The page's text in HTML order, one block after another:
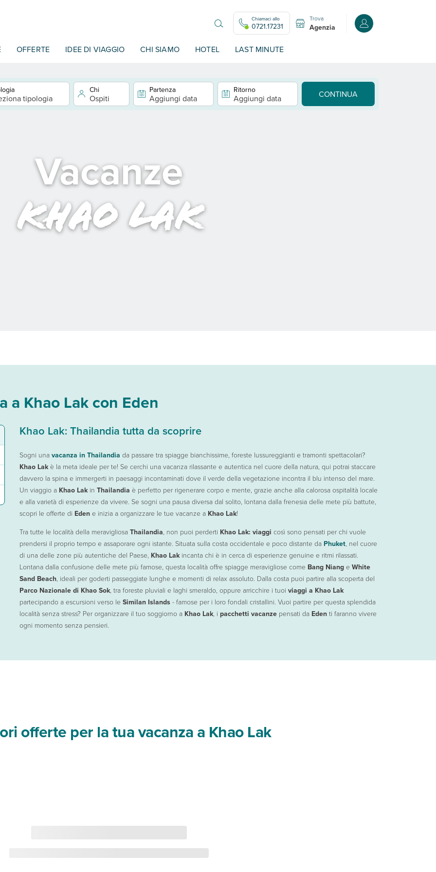
Chiamaci allo
0721.17231
Trova
Agenzia Accedi o registrati
OFFERTE IDEE DI VIAGGIO CHI SIAMO HOTEL LAST MINUTE
tipologia
Chi
Ospiti
Partenza
Aggiungi data
Ritorno
Aggiungi data CONTINUA
Vacanze
khao lak
a Khao Lak con Eden
Khao Lak: Thailandia tutta da scoprire
Sogni una vacanza in Thailandia da passare tra spiagge bianchissime, foreste lussureggianti e tramonti spettacolari?
Khao Lakè la meta ideale per te! Se cerchi una vacanza rilassante e autentica nel cuore della natura, qui potrai staccare
davvero la spina e immergerti in paesaggi incontaminati dove il verde della vegetazione incontra il blu intenso del mare.
Un viaggio a Khao Lakin Thailandia è perfetto per rigenerare corpo e mente, grazie anche alla calorosa ospitalità locale
e alla varietà di esperienze da vivere. Se sogni una pausa diversa dal solito, lontana dalla frenesia delle mete più battute,
scopri le offerte di Eden e inizia a organizzare le tue vacanze a Khao Lak!
Tra tutte le località della meravigliosa Thailandia, non puoi perderti Khao Lak: viaggi così sono pensati per chi vuole
prendersi il proprio tempo e assaporare ogni istante. Situata sulla costa occidentale e poco distante da Phuket, nel cuore
di una delle zone più autentiche del Paese, Khao Lak incanta chi è in cerca di esperienze genuine e ritmi rilassati.
Lontana dalla confusione delle mete più famose, questa località offre spiagge meravigliose come Bang Niang e White
Sand Beach, ideali per goderti passeggiate lunghe e momenti di relax assoluto. Dalla costa puoi partire alla scoperta del
Parco Nazionale di Khao Sok, tra foreste pluviali e laghi smeraldo, oppure arricchire i tuoi viaggi a Khao Lak
partecipando a escursioni verso le Similan Islands - famose per i loro fondali cristallini. Vuoi partire per questa splendida
località senza stress? Per organizzare il tuo soggiorno a Khao Lak, i pacchetti vacanze pensati da Eden ti faranno vivere
ogni momento senza pensieri.
le tuevacanze a Khao Lak: hotel immersi nella natura perfetti per chi vuole rilassarsi in zone autentiche e tranquille. Scopri subito le strutture e
offrono soluzioni perfette per combinare volo e soggiorno, regalandoti un’esperienza senza pensieri fin dal decollo. Puoi scegliere voli
a Khao Lak? Prenota le escursioni in Thailandia conEdenper garantirti il massimo del divertimento. Visita il famoso tempo di
offerte per la tua vacanza a Khao Lak